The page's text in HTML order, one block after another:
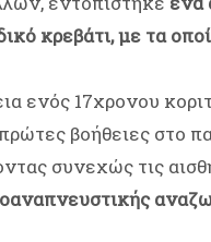
κρεβάτι, με τα
ενός 17χρονου
βοήθειες στο
συνεχώς τις